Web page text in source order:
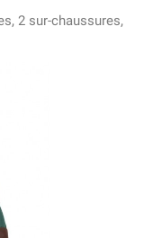
2 sur-chaussures,